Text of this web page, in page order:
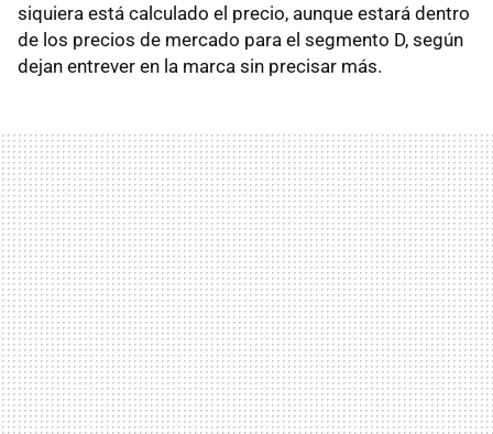
siquiera está calculado el precio, aunque estará dentro
de los precios de mercado para el segmento D, según
dejan entrever en la marca sin precisar más.